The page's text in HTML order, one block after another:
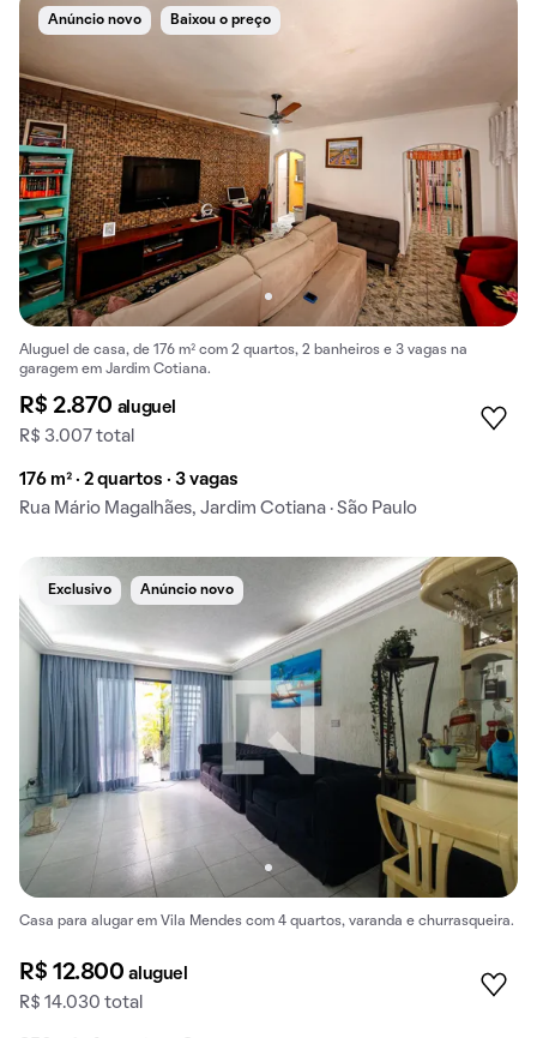
Anúncio novo Baixou o preço
Aluguel de casa, de 176 m² com 2 quartos, 2 banheiros e 3 vagas na
garagem em Jardim Cotiana.
R$ 2.870 aluguel
R$ 3.007 total
176 m² · 2 quartos · 3 vagas
Rua Mário Magalhães, Jardim Cotiana · São Paulo
Exclusivo Anúncio novo
Casa para alugar em Vila Mendes com 4 quartos, varanda e churrasqueira.
R$ 12.800aluguel
R$ 14.030 total